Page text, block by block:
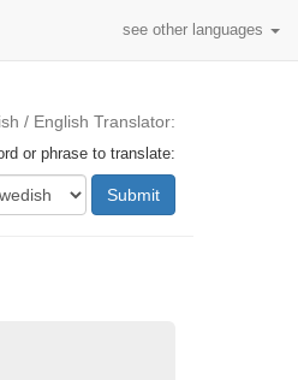
see other languages
/ English Translator:
or phrase to translate:
Submit